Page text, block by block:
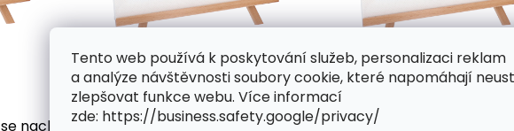
Tento web používá k poskytování služeb, personalizaci reklam
a analýze návštěvnosti soubory cookie, které napomáhají
zlepšovat funkce webu. Více informací
zde: https://business.safety.google/privacy/
nachází desítky až stovky různě velkých předtištěných kroužků,